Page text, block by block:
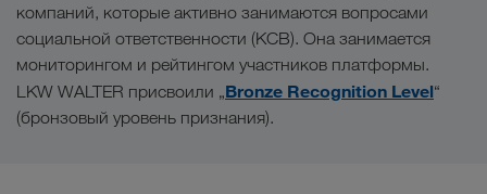
компаний, которые активно занимаются вопросами
социальной ответственности (КСВ). Она занимается
мониторингом и рейтингом участников платформы.
LKW WALTER присвоили „Bronze Recognition Level“
(бронзовый уровень признания).